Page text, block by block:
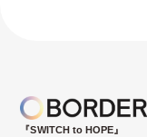
『SWITCH to HOPE』